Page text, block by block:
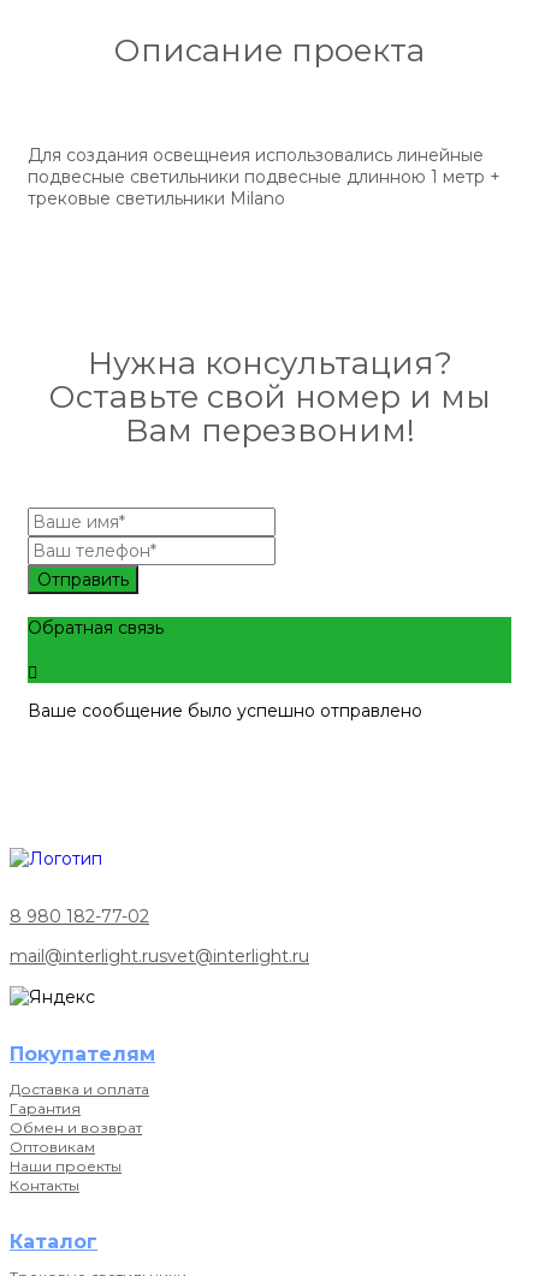
Описание проекта
Для создания освещнеия использовались линейные
подвесные светильники подвесные длинною 1 метр +
трековые светильники Milano
Нужна консультация?
Оставьте свой номер и мы
Вам перезвоним!
Отправить
Обратная связь
Ваше сообщение было успешно отправлено
8 980 182-77-02
mail@interlight.rusvet@interlight.ru
Покупателям
Доставка и оплата
Гарантия
Обмен и возврат
Оптовикам
Наши проекты
Контакты
Каталог